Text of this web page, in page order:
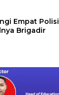
Empat Polisi
Brigadir